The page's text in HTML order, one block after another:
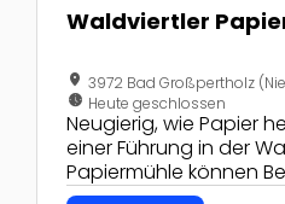
Waldviertler
location_on 3972 Bad Großpertholz
nest_clock_farsight_analog Heute geschlossen
Neugierig, wie Papier
einer Führung in der
Papiermühle können
Herstellung hautnah